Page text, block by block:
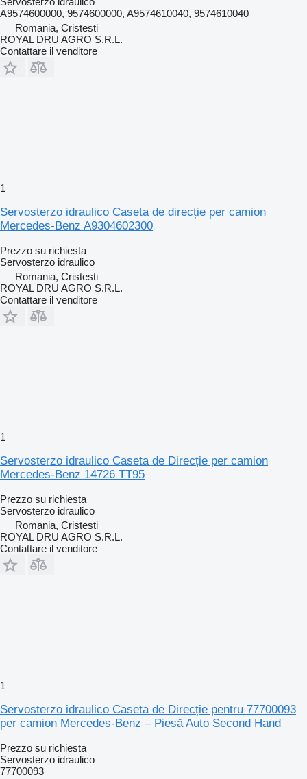
A9574600000, 9574600000, A9574610040, 9574610040
Romania, Cristesti
ROYAL DRU AGRO S.R.L.
Contattare il venditore
1
Servosterzo idraulico Caseta de direcție per camion
Mercedes-Benz A9304602300
Prezzo su richiesta
Servosterzo idraulico
Romania, Cristesti
ROYAL DRU AGRO S.R.L.
Contattare il venditore
1
Servosterzo idraulico Caseta de Direcție per camion
Mercedes-Benz 14726 TT95
Prezzo su richiesta
Servosterzo idraulico
Romania, Cristesti
ROYAL DRU AGRO S.R.L.
Contattare il venditore
1
Servosterzo idraulico Caseta de Direcție pentru 77700093
per camion Mercedes-Benz – Piesă Auto Second Hand
Prezzo su richiesta
Servosterzo idraulico
77700093